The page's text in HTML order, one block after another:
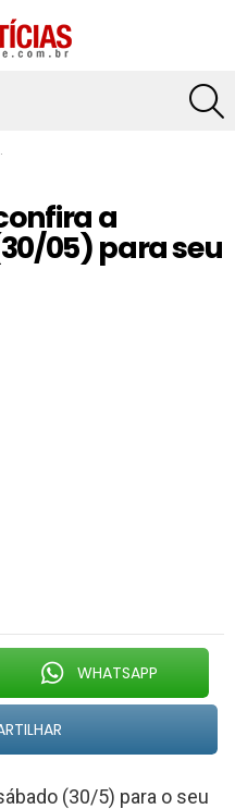
a
05) para seu
WHATSAPP
(30/5) para o seu